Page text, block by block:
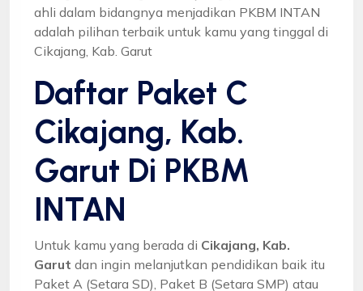
ahli dalam bidangnya menjadikan PKBM INTAN
adalah pilihan terbaik untuk kamu yang tinggal di
Cikajang, Kab. Garut
Daftar Paket C
Cikajang, Kab.
Garut Di PKBM
INTAN
Untuk kamu yang berada di Cikajang, Kab.
Garut dan ingin melanjutkan pendidikan baik itu
Paket A (Setara SD), Paket B (Setara SMP) atau